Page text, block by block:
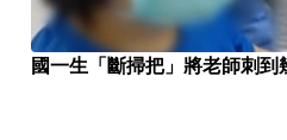
國一生「斷掃把」將老師刺